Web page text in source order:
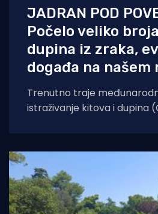
JADRAN POD
Počelo veliko
dupina iz zraka,
događa na našem
Trenutno traje
istraživanje kitova i dupina